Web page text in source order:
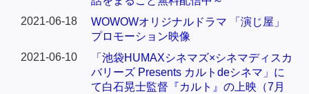
2021-06-18
WOWOWオリジナルドラマ 「演じ屋」
プロモーション映像
2021-06-10
「池袋HUMAXシネマズ×シネマディスカ
バリーズ Presents カルトdeシネマ」に
て白石晃士監督『カルト』の上映（7月